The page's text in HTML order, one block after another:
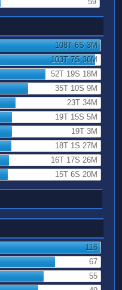
108T 6S 3M
103T 7S 36M
52T 19S 18M
35T 10S 9M
23T 34M
19T 15S 5M
19T 3M
18T 1S 27M
16T 17S 26M
15T 6S 20M
116
67
55